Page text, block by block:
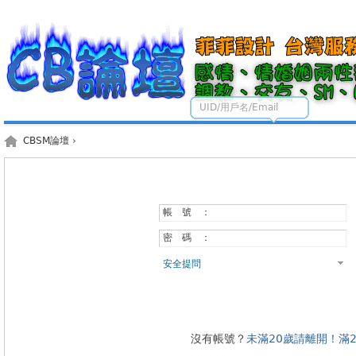
UID/用戶名/Email
CBSM論壇 ›
帳 號 ：
密 碼 ：
安全提問
沒有帳號？未滿20歲請離開！滿